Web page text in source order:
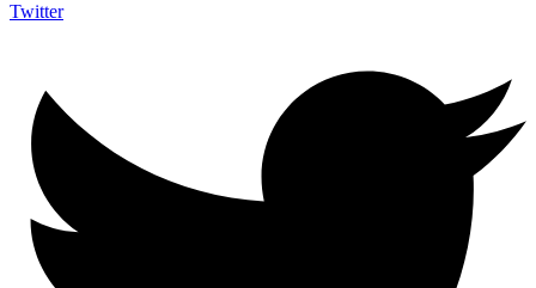
Twitter